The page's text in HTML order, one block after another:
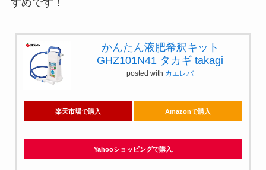
すめです！
かんたん液肥希釈キット
GHZ101N41 タカギ takagi
posted with カエレバ
楽天市場で購入 Amazonで購入
Yahooショッピングで購入